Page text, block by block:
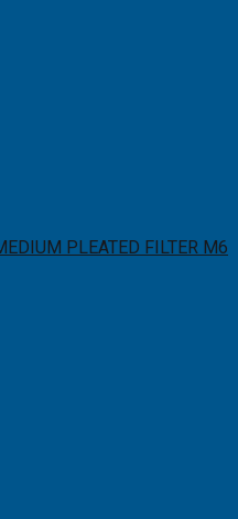
PLEATED FILTER M6